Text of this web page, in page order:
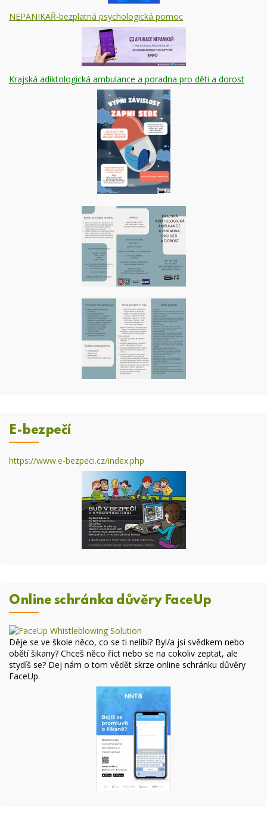
NEPANIKAŘ-bezplatná psychologická pomoc
Krajská adiktologická ambulance a poradna pro děti a dorost
E-bezpečí
https://www.e-bezpeci.cz/index.php
Online schránka důvěry FaceUp
Děje se ve škole něco, co se ti nelíbí? Byl/a jsi svědkem nebo
obětí šikany? Chceš něco říct nebo se na cokoliv zeptat, ale
stydíš se? Dej nám o tom vědět skrze online schránku důvěry
FaceUp.